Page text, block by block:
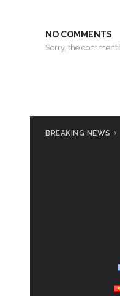
NO COMMENTS
Sorry, the comment
BREAKING NEWS